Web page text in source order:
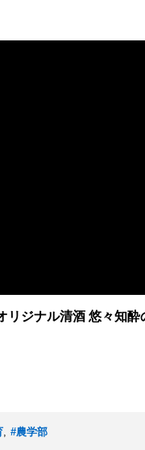
ジナル清酒 悠々知酔
, #農学部